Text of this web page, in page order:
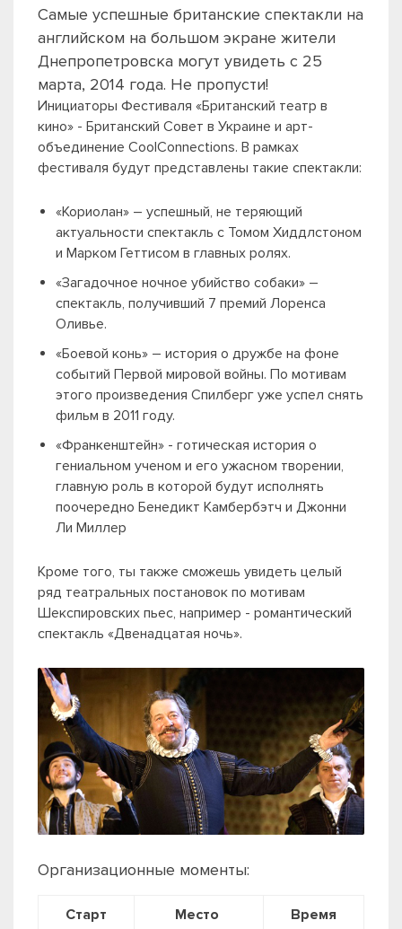
Самые успешные британские спектакли на
английском на большом экране жители
Днепропетровска могут увидеть с 25
марта, 2014 года. Не пропусти!
Инициаторы Фестиваля «Британский театр в
кино» - Британский Совет в Украине и арт-
объединение CoolConnections. В рамках
фестиваля будут представлены такие спектакли:
«Кориолан» – успешный, не теряющий
актуальности спектакль с Томом Хиддлстоном
и Марком Геттисом в главных ролях.
«Загадочное ночное убийство собаки» –
спектакль, получивший 7 премий Лоренса
Оливье.
«Боевой конь» – история о дружбе на фоне
событий Первой мировой войны. По мотивам
этого произведения Спилберг уже успел снять
фильм в 2011 году.
«Франкенштейн» - готическая история о
гениальном ученом и его ужасном творении,
главную роль в которой будут исполнять
поочередно Бенедикт Камбербэтч и Джонни
Ли Миллер
Кроме того, ты также сможешь увидеть целый
ряд театральных постановок по мотивам
Шекспировских пьес, например - романтический
спектакль «Двенадцатая ночь».
Организационные моменты:
Старт
Место
Время